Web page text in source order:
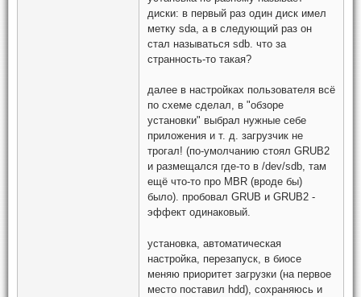
диски: в первый раз один диск имел
метку sda, а в следующий раз он
стал называться sdb. что за
странность-то такая?
далее в настройках пользователя всё
по схеме сделал, в "обзоре
установки" выбрал нужные себе
приложения и т. д. загрузчик не
трогал! (по-умолчанию стоял GRUB2
и размещался где-то в /dev/sdb, там
ещё что-то про MBR (вроде бы)
было). пробовал GRUB и GRUB2 -
эффект одинаковый.
установка, автоматическая
настройка, перезапуск, в биосе
меняю приоритет загрузки (на первое
место поставил hdd), сохраняюсь и